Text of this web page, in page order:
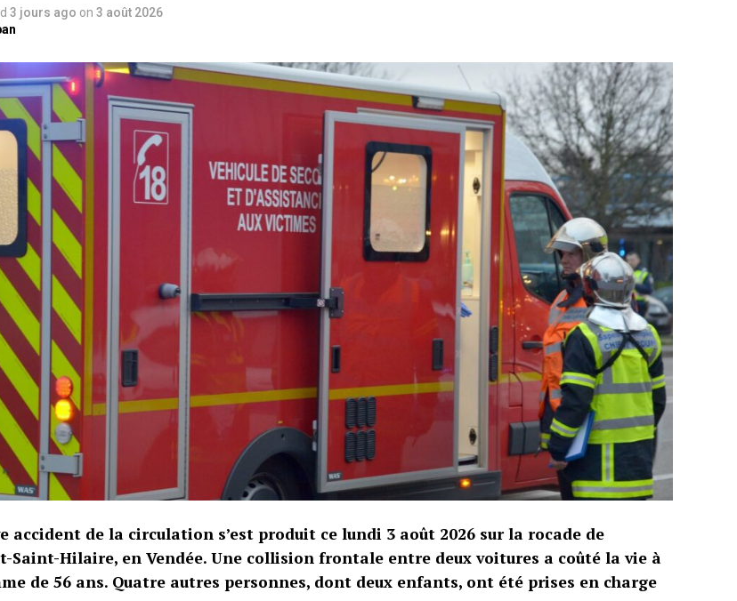
3 jours ago on 3 août 2026
accident de la circulation s’est produit ce lundi 3 août 2026 sur la rocade de
Saint-Hilaire, en Vendée. Une collision frontale entre deux voitures a coûté la vie à
de 56 ans. Quatre autres personnes, dont deux enfants, ont été prises en charge